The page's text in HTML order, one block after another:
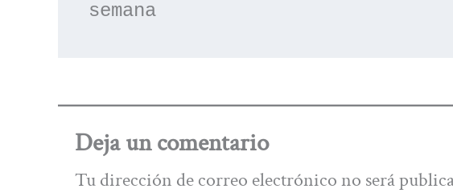
semana
Deja un comentario
Tu dirección de correo electrónico no será